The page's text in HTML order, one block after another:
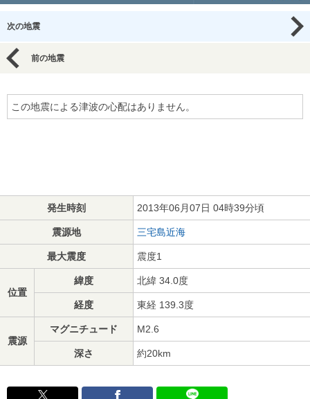
次の地震
前の地震
この地震による津波の心配はありません。
発生時刻 2013年06月07日 04時39分頃
震源地 三宅島近海
最大震度 震度1
位置
緯度 北緯 34.0度
経度 東経 139.3度
震源
マグニチュード M2.6
深さ 約20km